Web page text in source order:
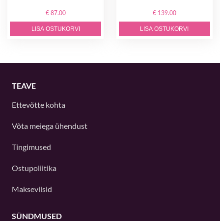
€ 87.00
LISA OSTUKORVI
€ 139.00
LISA OSTUKORVI
TEAVE
Ettevõtte kohta
Võta meiega ühendust
Tingimused
Ostupoliitika
Makseviisid
SÜNDMUSED